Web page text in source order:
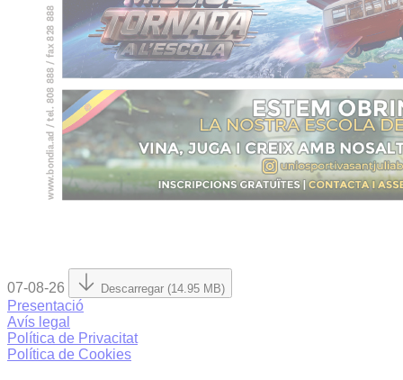
07-08-26 Descarregar (14.95 MB)
Presentació
Avís legal
Política de Privacitat
Política de Cookies